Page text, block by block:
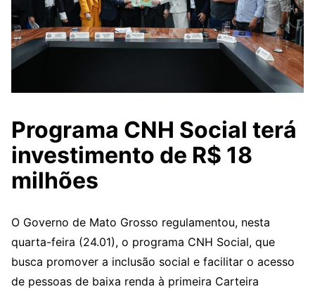
Programa CNH Social terá
investimento de R$ 18
milhões
O Governo de Mato Grosso regulamentou, nesta
quarta-feira (24.01), o programa CNH Social, que
busca promover a inclusão social e facilitar o acesso
de pessoas de baixa renda à primeira Carteira